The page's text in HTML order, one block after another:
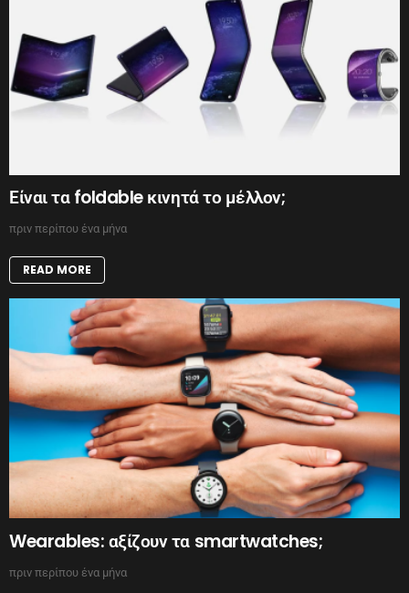
Είναι τα foldable κινητά το μέλλον;
πριν περίπου ένα μήνα
READ MORE
Wearables: αξίζουν τα smartwatches;
πριν περίπου ένα μήνα